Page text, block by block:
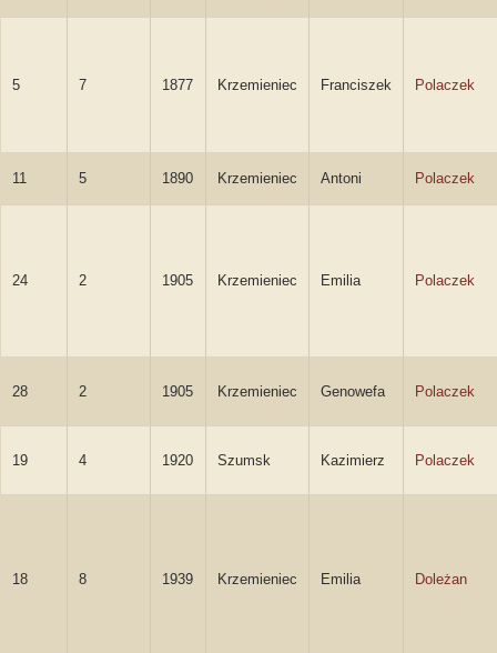
5 7 1877 Krzemieniec Franciszek Polaczek
11 5 1890 Krzemieniec Antoni Polaczek
24 2 1905 Krzemieniec Emilia Polaczek
28 2 1905 Krzemieniec Genowefa Polaczek
19 4 1920 Szumsk Kazimierz Polaczek
18 8 1939 Krzemieniec Emilia Doleżan